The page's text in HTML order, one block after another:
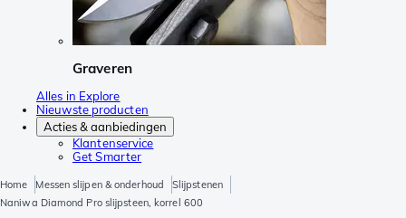
Graveren
Alles in Explore
Nieuwste producten
Acties & aanbiedingen
Klantenservice
Get Smarter
Home Messen slijpen & onderhoud
Slijpstenen
Naniwa Diamond Pro slijpsteen, korrel 600